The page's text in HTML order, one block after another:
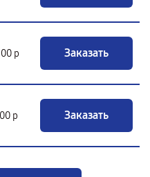
р Заказать
р Заказать